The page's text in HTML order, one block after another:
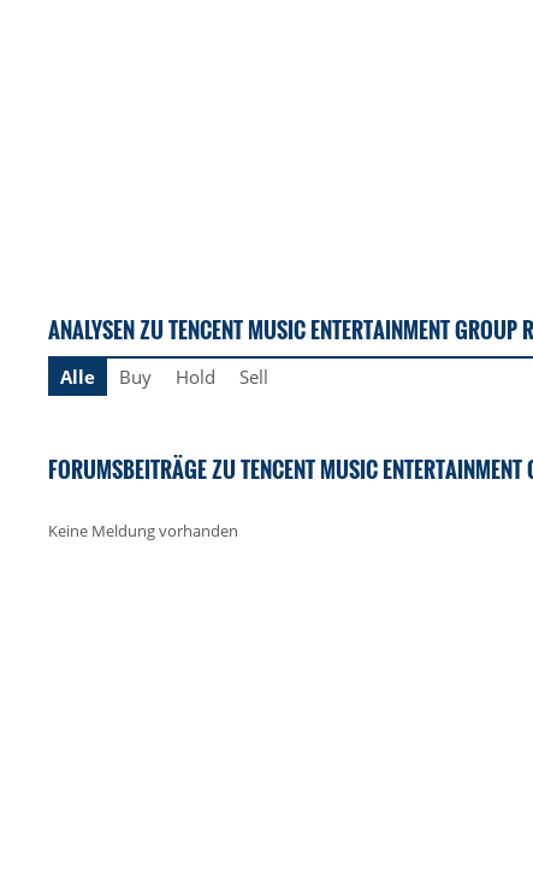
ANALYSEN ZU TENCENT MUSIC ENTERTAINMENT GROUP
Alle Buy Hold Sell
FORUMSBEITRÄGE ZU TENCENT MUSIC ENTERTAINMENT
Keine Meldung vorhanden